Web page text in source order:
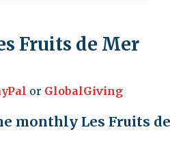
Fruits de Mer
or GlobalGiving
monthly Les Fruits